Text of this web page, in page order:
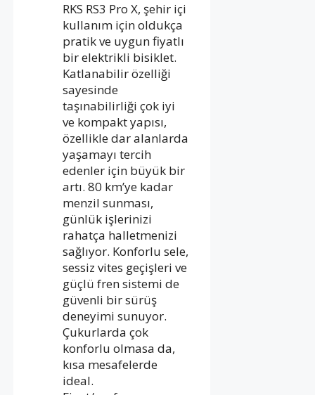
RKS RS3 Pro X, şehir içi
kullanım için oldukça
pratik ve uygun fiyatlı
bir elektrikli bisiklet.
Katlanabilir özelliği
sayesinde
taşınabilirliği çok iyi
ve kompakt yapısı,
özellikle dar alanlarda
yaşamayı tercih
edenler için büyük bir
artı. 80 km’ye kadar
menzil sunması,
günlük işlerinizi
rahatça halletmenizi
sağlıyor. Konforlu sele,
sessiz vites geçişleri ve
güçlü fren sistemi de
güvenli bir sürüş
deneyimi sunuyor.
Çukurlarda çok
konforlu olmasa da,
kısa mesafelerde
ideal.